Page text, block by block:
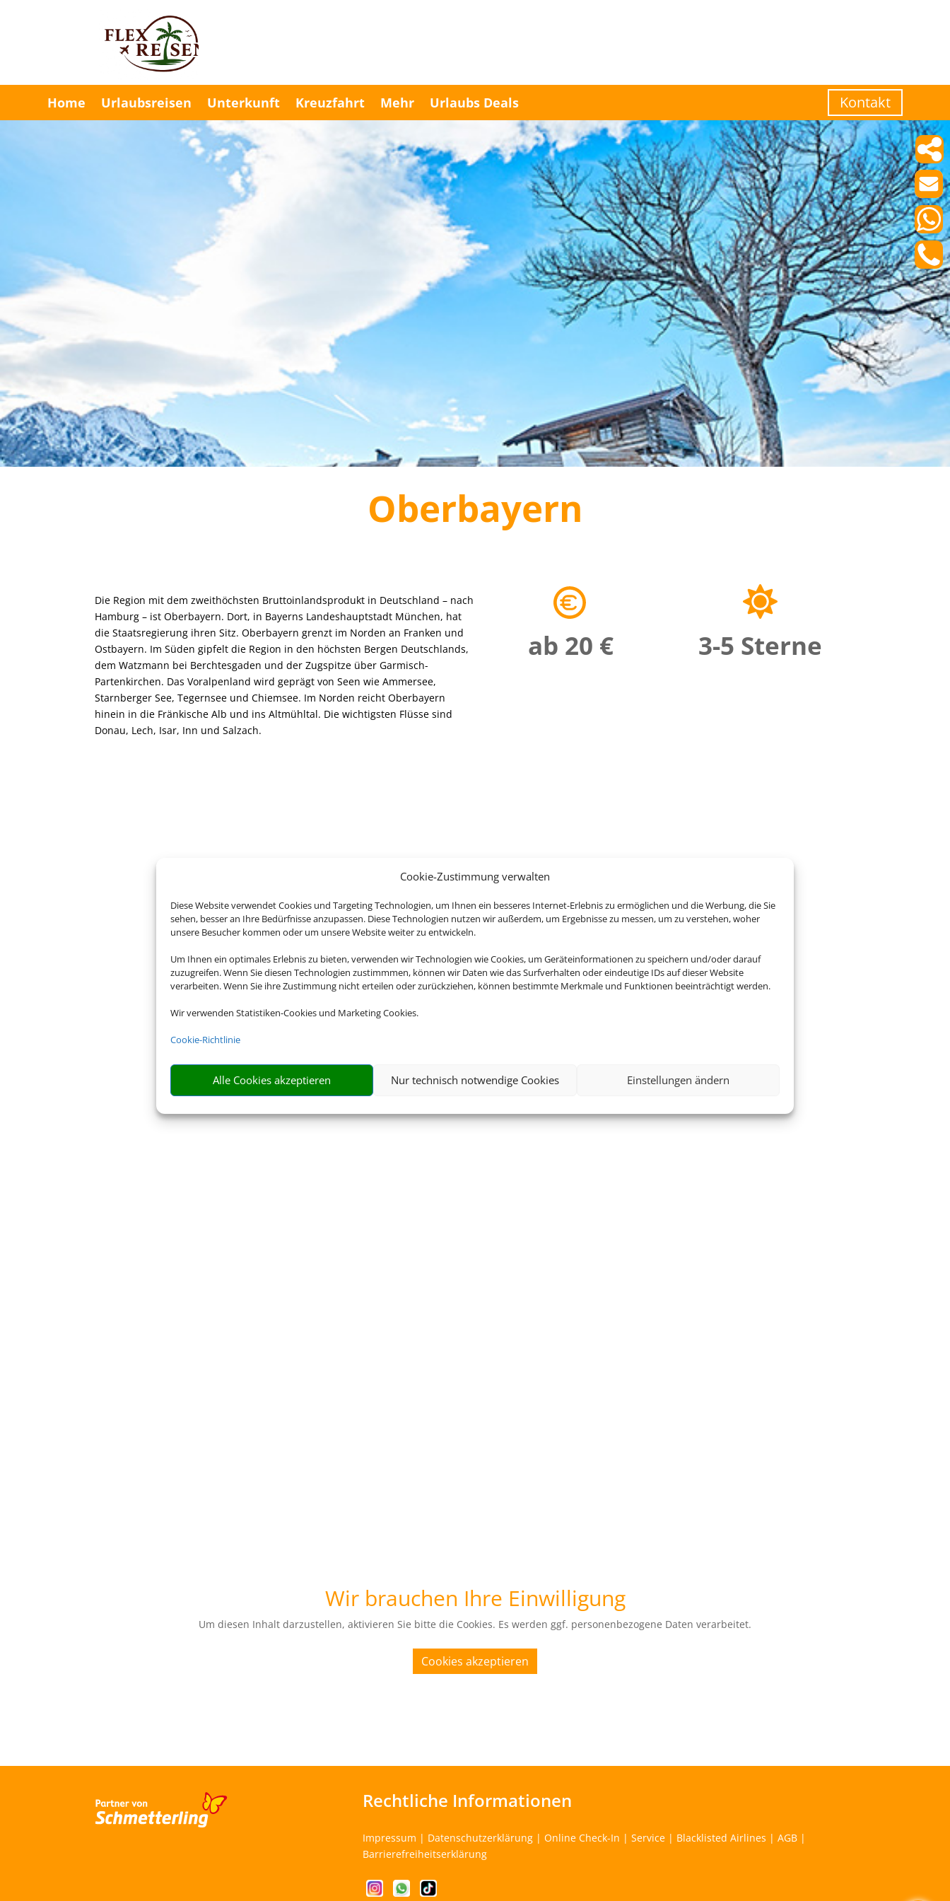
Cookie-Zustimmung verwalten
Diese Website verwendet Cookies und Targeting Technologien, um Ihnen ein besseres Internet-Erlebnis zu ermöglichen und die Werbung, die Sie
sehen, besser an Ihre Bedürfnisse anzupassen. Diese Technologien nutzen wir außerdem, um Ergebnisse zu messen, um zu verstehen, woher
unsere Besucher kommen oder um unsere Website weiter zu entwickeln.
Um Ihnen ein optimales Erlebnis zu bieten, verwenden wir Technologien wie Cookies, um Geräteinformationen zu speichern und/oder darauf
zuzugreifen. Wenn Sie diesen Technologien zustimmmen, können wir Daten wie das Surfverhalten oder eindeutige IDs auf dieser Website
verarbeiten. Wenn Sie ihre Zustimmung nicht erteilen oder zurückziehen, können bestimmte Merkmale und Funktionen beeinträchtigt werden.
Wir verwenden Statistiken-Cookies und Marketing Cookies.
Cookie-Richtlinie
Alle Cookies akzeptieren Nur technisch notwendige Cookies Einstellungen ändern
Home Urlaubsreisen Unterkunft Kreuzfahrt Mehr Urlaubs Deals Kontakt
Oberbayern
Die Region mit dem zweithöchsten Bruttoinlandsprodukt in Deutschland – nach
Hamburg – ist Oberbayern. Dort, in Bayerns Landeshauptstadt München, hat
die Staatsregierung ihren Sitz. Oberbayern grenzt im Norden an Franken und
Ostbayern. Im Süden gipfelt die Region in den höchsten Bergen Deutschlands,
dem Watzmann bei Berchtesgaden und der Zugspitze über Garmisch-
Partenkirchen. Das Voralpenland wird geprägt von Seen wie Ammersee,
Starnberger See, Tegernsee und Chiemsee. Im Norden reicht Oberbayern
hinein in die Fränkische Alb und ins Altmühltal. Die wichtigsten Flüsse sind
Donau, Lech, Isar, Inn und Salzach.
ab 20 € 3-5 Sterne
Wir brauchen Ihre Einwilligung
Um diesen Inhalt darzustellen, aktivieren Sie bitte die Cookies. Es werden ggf. personenbezogene Daten verarbeitet.
Cookies akzeptieren
Rechtliche Informationen
Impressum | Datenschutzerklärung| Online Check-In | Service| Blacklisted Airlines | AGB|
Barrierefreiheitserklärung